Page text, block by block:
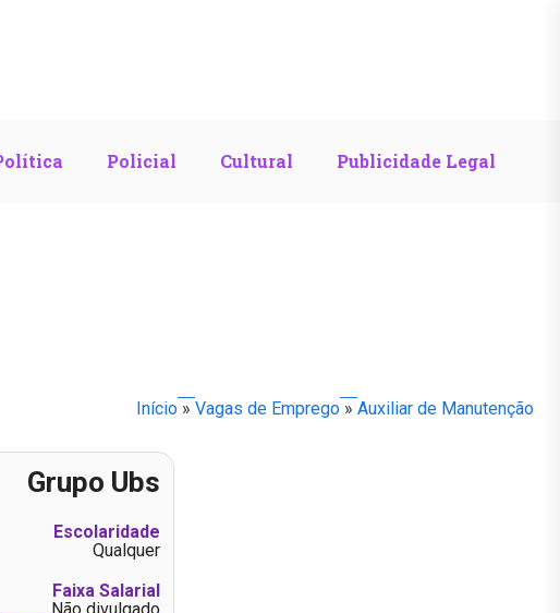
Policial Cultural Publicidade Legal
Início » Vagas de Emprego » Auxiliar de Manutenção
Grupo Ubs
Escolaridade
Qualquer
Faixa Salarial